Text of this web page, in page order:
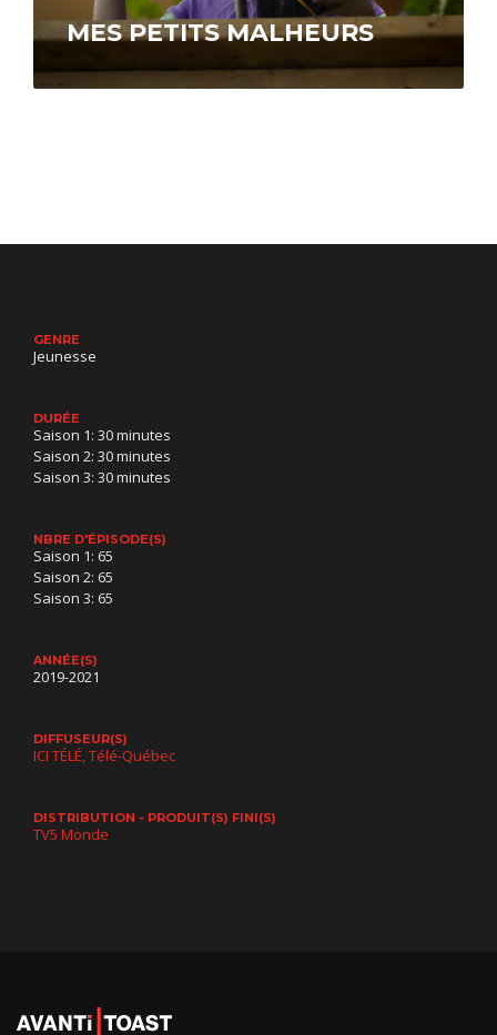
MES PETITS MALHEURS
Avec humour et nostalgie, Mes petits malheurs
replonge au cœur des années 80 à travers les
GENRE
Jeunesse
DURÉE
Saison 1: 30 minutes
Saison 2: 30 minutes
Saison 3: 30 minutes
NBRE D'ÉPISODE(S)
Saison 1: 65
Saison 2: 65
Saison 3: 65
ANNÉE(S)
2019-2021
DIFFUSEUR(S)
ICI TÉLÉ Télé-Québec
DISTRIBUTION - PRODUIT(S) FINI(S)
TV5 Monde